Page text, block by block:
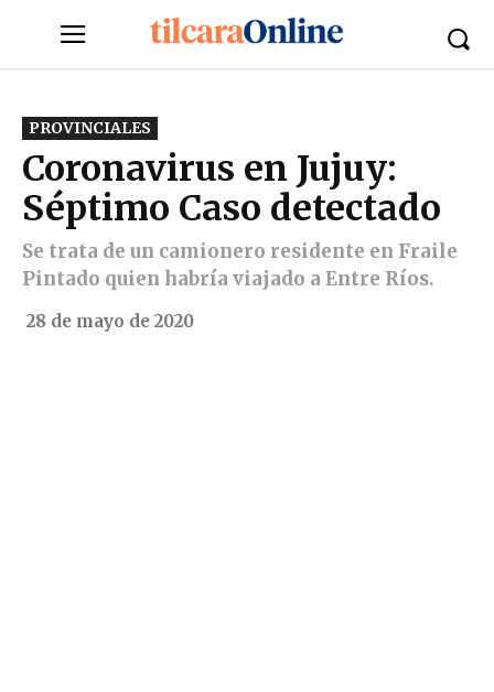
PROVINCIALES
Coronavirus en Jujuy:
Séptimo Caso detectado
Se trata de un camionero residente en Fraile
Pintado quien habría viajado a Entre Ríos.
28 de mayo de 2020